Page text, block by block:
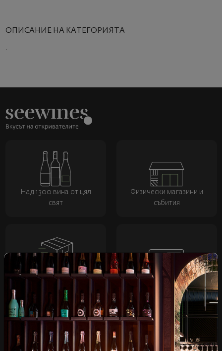
ОПИСАНИЕ НА КАТЕГОРИЯТА
.
Над 1300 вина от цял
свят
Физически магазини и
събития
Бърза доставка за
Лоялна програма и
отстъпки
Пазарувай
ВИНО